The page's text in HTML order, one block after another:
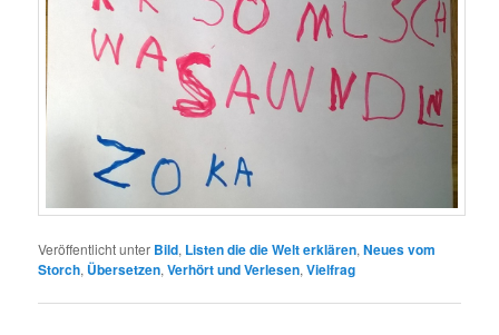
Veröffentlicht unter Bild, Listen die die Welt erklären,Neues vom
Storch, Übersetzen,Verhört und Verlesen,Vielfrag